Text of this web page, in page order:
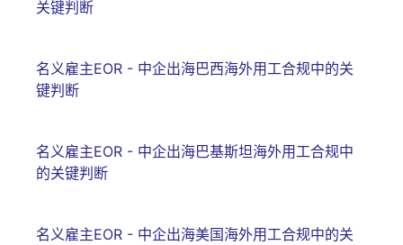
关键判断
名义雇主EOR - 中企出海巴西海外用工合规中的关
键判断
名义雇主EOR - 中企出海巴基斯坦海外用工合规中
的关键判断
名义雇主EOR - 中企出海美国海外用工合规中的关